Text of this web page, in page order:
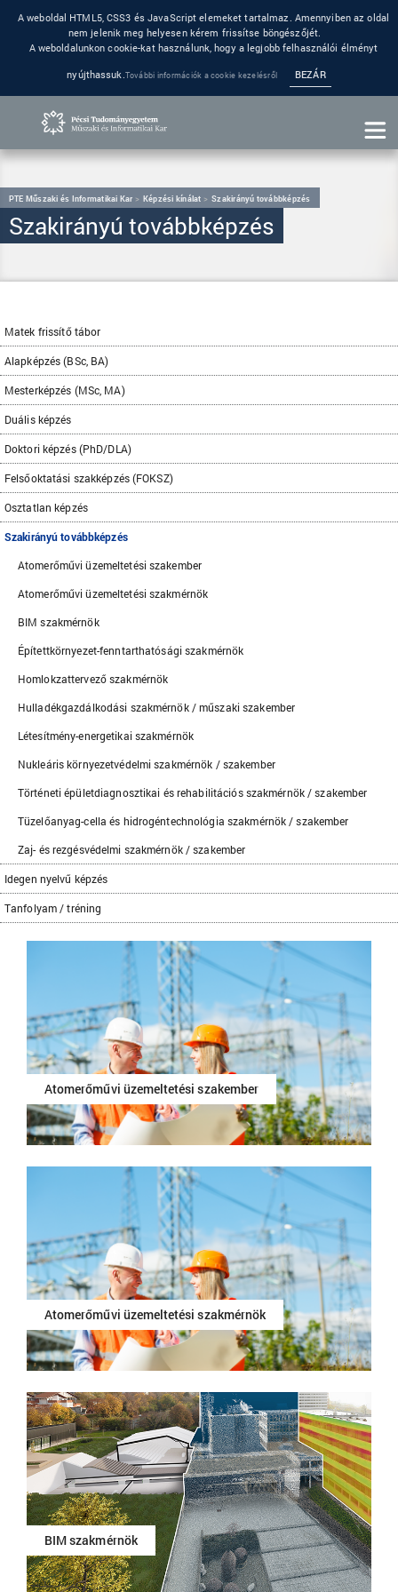
A weboldal HTML5, CSS3 és JavaScript elemeket tartalmaz. Amennyiben az oldal
nem jelenik meg helyesen kérem frissítse böngészőjét.
A weboldalunkon cookie-kat használunk, hogy a legjobb felhasználói élményt
nyújthassuk. További információk a cookie kezelésről BEZÁR
PTE Műszaki és Informatikai Kar Képzési kínálat Szakirányú továbbképzés
Szakirányú továbbképzés
Matek frissítő tábor
Alapképzés (BSc, BA)
Mesterképzés (MSc, MA)
Duális képzés
Doktori képzés (PhD/DLA)
Felsőoktatási szakképzés (FOKSZ)
Osztatlan képzés
Szakirányú továbbképzés
Atomerőművi üzemeltetési szakember
Atomerőművi üzemeltetési szakmérnök
BIM szakmérnök
Építettkörnyezet-fenntarthatósági szakmérnök
Homlokzattervező szakmérnök
Hulladékgazdálkodási szakmérnök / műszaki szakember
Létesítmény-energetikai szakmérnök
Nukleáris környezetvédelmi szakmérnök / szakember
Történeti épületdiagnosztikai és rehabilitációs szakmérnök / szakember
Tüzelőanyag-cella és hidrogéntechnológia szakmérnök / szakember
Zaj- és rezgésvédelmi szakmérnök / szakember
Idegen nyelvű képzés
Tanfolyam / tréning
Atomerőművi üzemeltetési szakember
Atomerőművi üzemeltetési szakmérnök
BIM szakmérnök